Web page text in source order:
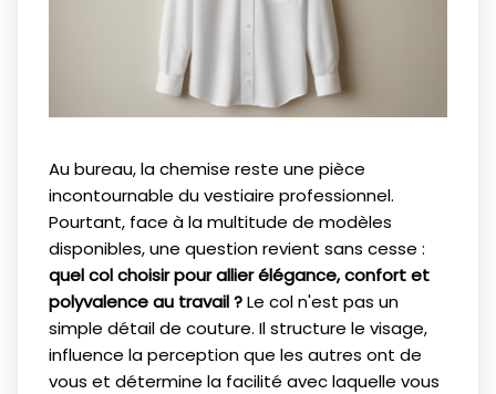
Au bureau, la chemise reste une pièce
incontournable du vestiaire professionnel.
Pourtant, face à la multitude de modèles
disponibles, une question revient sans cesse :
quel col choisir pour allier élégance, confort et
polyvalence au travail ?Le col n'est pas un
simple détail de couture. Il structure le visage,
influence la perception que les autres ont de
vous et détermine la facilité avec laquelle vous